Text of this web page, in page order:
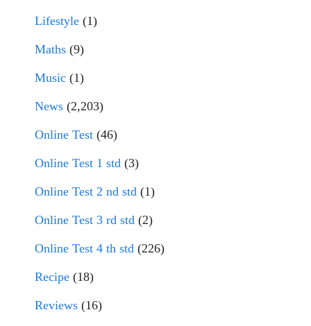
Lifestyle (1)
Maths (9)
Music (1)
News (2,203)
Online Test (46)
Online Test 1 std (3)
Online Test 2 nd std (1)
Online Test 3 rd std (2)
Online Test 4 th std (226)
Recipe (18)
Reviews (16)